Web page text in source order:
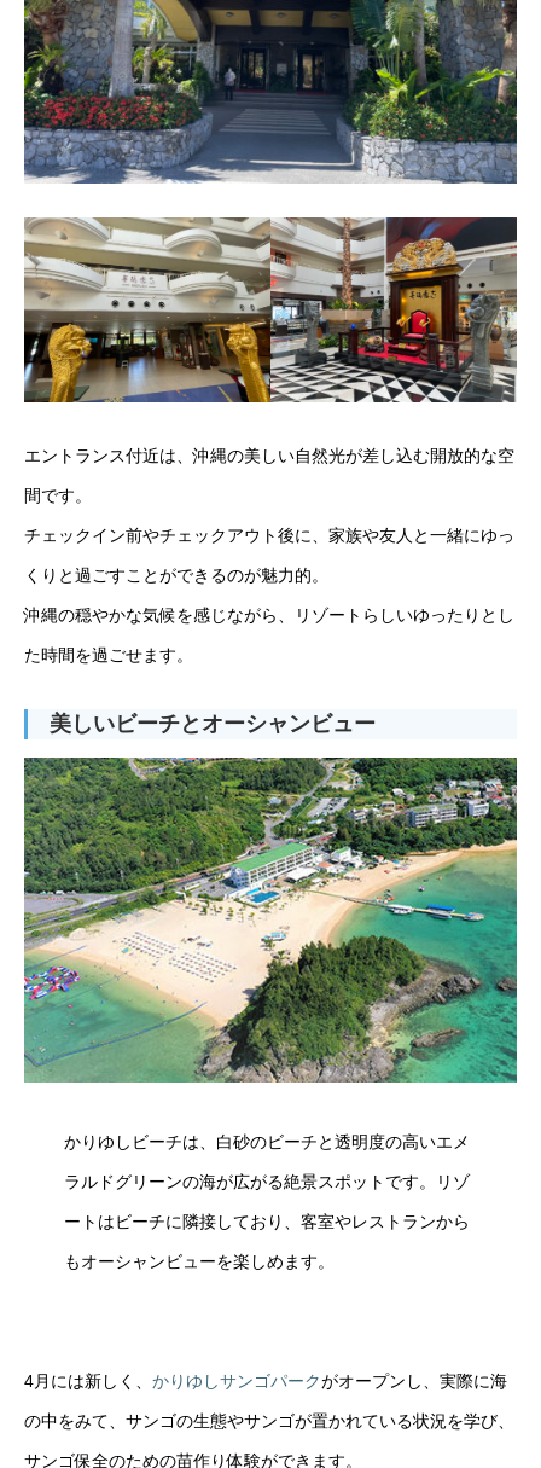
エントランス付近は、沖縄の美しい自然光が差し込む開放的な空
間です。
チェックイン前やチェックアウト後に、家族や友人と一緒にゆっ
くりと過ごすことができるのが魅力的。
沖縄の穏やかな気候を感じながら、リゾートらしいゆったりとし
た時間を過ごせます。
美しいビーチとオーシャンビュー
かりゆしビーチは、白砂のビーチと透明度の高いエメ
ラルドグリーンの海が広がる絶景スポットです。リゾ
ートはビーチに隣接しており、客室やレストランから
もオーシャンビューを楽しめます。
4月には新しく、 かりゆしサンゴパークがオープンし、実際に海
の中をみて、サンゴの生態やサンゴが置かれている状況を学び、
サンゴ保全のための苗作り体験ができます。